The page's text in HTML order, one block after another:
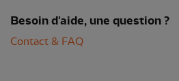
Besoin d'aide, une question ?
Contact & FAQ